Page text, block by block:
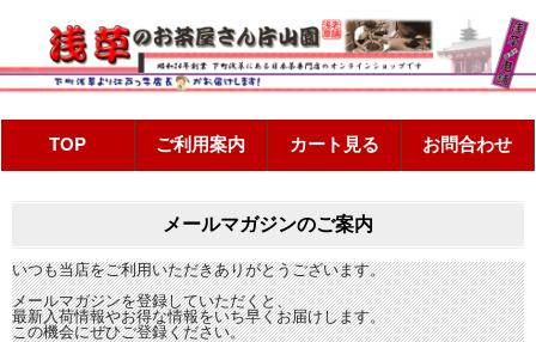
メールマガジンのご案内
いつも当店をご利用いただきありがとうございます。
メールマガジンを登録していただくと、
最新入荷情報やお得な情報をいち早くお届けします。
この機会にぜひご登録ください。